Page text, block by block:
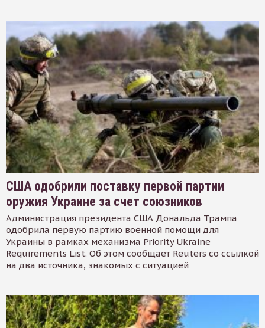
США одобрили поставку первой партии
оружия Украине за счет союзников
Администрация президента США Дональда Трампа
одобрила первую партию военной помощи для
Украины в рамках механизма Priority Ukraine
Requirements List. Об этом сообщает Reuters со ссылкой
на два источника, знакомых с ситуацией